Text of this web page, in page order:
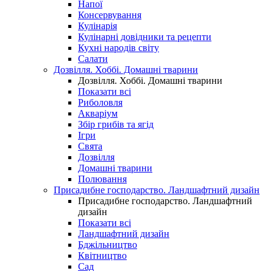
Напої
Консервування
Кулінарія
Кулінарні довідники та рецепти
Кухні народів світу
Салати
Дозвілля. Хоббі. Домашні тварини
Дозвілля. Хоббі. Домашні тварини
Показати всі
Риболовля
Акваріум
Збір грибів та ягід
Ігри
Свята
Дозвілля
Домашні тварини
Полювання
Присадибне господарство. Ландшафтний дизайн
Присадибне господарство. Ландшафтний
дизайн
Показати всі
Ландшафтний дизайн
Бджільництво
Квітництво
Сад